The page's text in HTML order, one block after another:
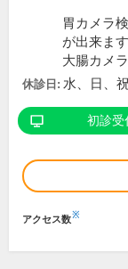
胃カメラ
が出来ます
大腸カメ
休診日: 水、日、
初診受
アクセス数※